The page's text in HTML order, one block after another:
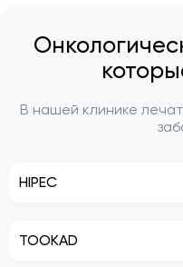
В нашей клинике
HIPEC
TOOKAD